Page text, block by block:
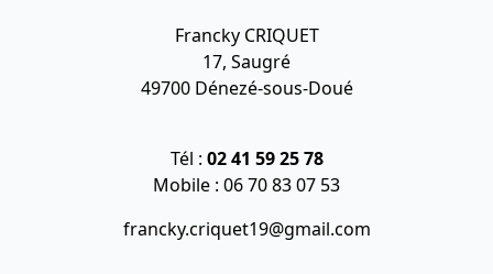
Francky CRIQUET
17, Saugré
49700 Dénezé-sous-Doué
Tél : 02 41 59 25 78
Mobile : 06 70 83 07 53
francky.criquet19@gmail.com